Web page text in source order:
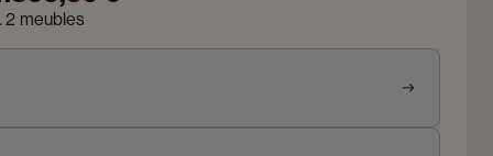
2 meubles